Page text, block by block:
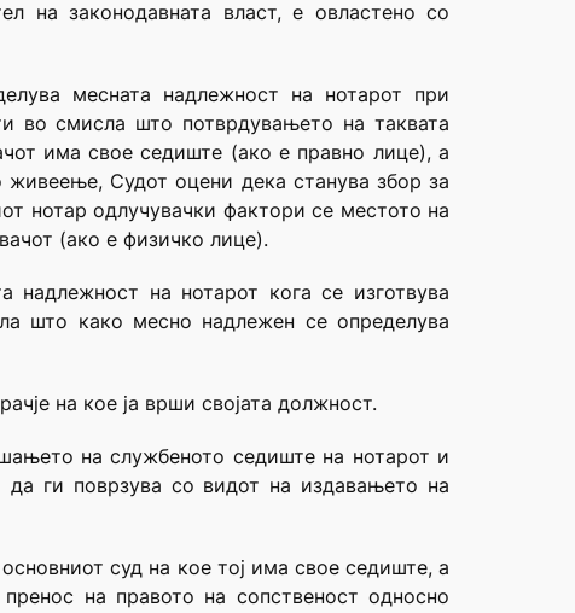
на законодавната власт, е овластено со
месната надлежност на нотарот при
во смисла што потврдувањето на таквата
има свое седиште (ако е правно лице), а
Судот оцени дека станува збор за
нотар одлучувачки фактори се местото на
(ако е физичко лице).
на нотарот кога се изготвува
што како месно надлежен се определува
на кое ја врши својата должност.
на службеното седиште на нотарот и
да ги поврзува со видот на издавањето на
суд на кое тој има свое седиште, а
на правото на сопственост односно